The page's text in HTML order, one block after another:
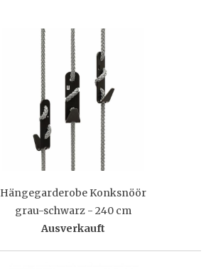
Hängegarderobe Konksnöör
grau-schwarz - 240 cm
Ausverkauft